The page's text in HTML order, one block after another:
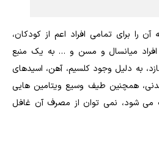
آن را برای تمامی افراد اعم از کودکان،
افراد میانسال و مسن و … به یک منبع
به دلیل وجود کلسیم، آهن، اسیدهای
مواد معدنی، همچنین طیف وسیع ویتامین هایی
می شود، نمی توان از مصرف آن غافل